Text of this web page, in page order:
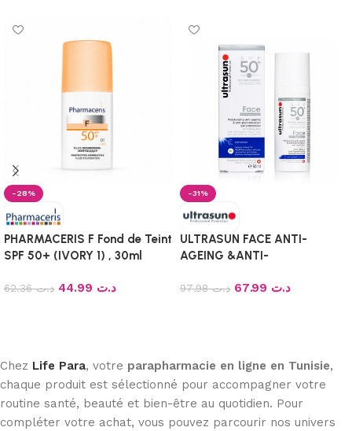
-28%
PHARMACERIS F Fond de Teint
SPF 50+ (IVORY 1) , 30ml
د.ت62.36 د.ت
-31%
ULTRASUN FACE ANTI-
AGEING &ANTI-
50MLد.ت97.98 د.ت
Chez Life Para, votre parapharmacie en ligne en Tunisie,
chaque produit est sélectionné pour accompagner votre
routine santé, beauté et bien-être au quotidien. Pour
compléter votre achat, vous pouvez parcourir nos univers